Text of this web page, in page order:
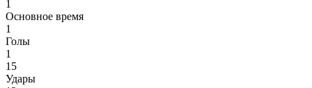
1
Основное время
1
Голы
1
15
Удары